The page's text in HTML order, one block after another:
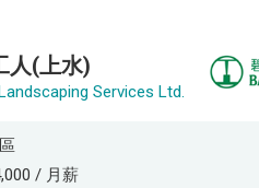
人(上水)
Services Ltd.
/ 月薪